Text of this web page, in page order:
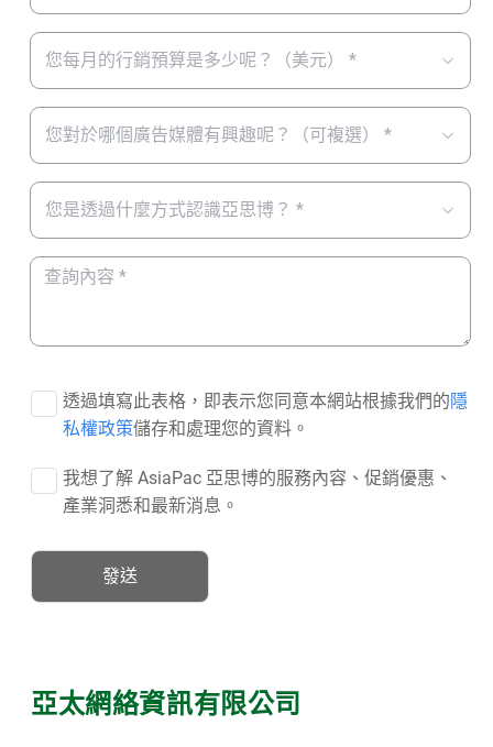
您每月的行銷預算是多少呢？（美元） *
您對於哪個廣告媒體有興趣呢？（可複選） *
您是透過什麼方式認識亞思博？ *
透過填寫此表格，即表示您同意本網站根據我們的 隱
私權政策儲存和處理您的資料。
我想了解 AsiaPac 亞思博的服務內容、促銷優惠、
產業洞悉和最新消息。
發送
亞太網絡資訊有限公司